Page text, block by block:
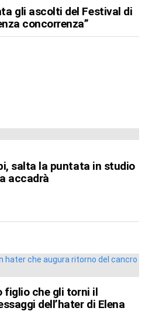
gli ascolti del Festival di
concorrenza”
salta la puntata in studio
accadrà
figlio che gli torni il
dell’hater di Elena